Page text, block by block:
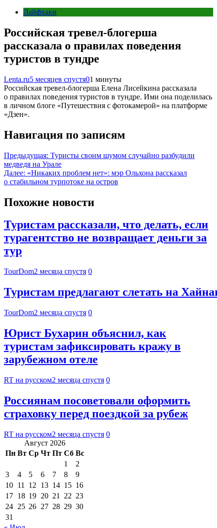
Лайфхаки
Российская тревел-блогерша
рассказала о правилах поведения
туристов в тундре
Lenta.ru5 месяцев спустя01 минуты
Российская тревел-блогерша Елена Лисейкина рассказала
о правилах поведения туристов в тундре. Ими она поделилась
в личном блоге «Путешествия с фотокамерой» на платформе
«Дзен».
Навигация по записям
Предыдущая: Туристы своим шумом случайно разбудили
медведя на Урале
Далее: «Никаких проблем нет»: мэр Ольхона рассказал
о стабильном турпотоке на остров
Похожие новости
Туристам рассказали, что делать, если
турагентство не возвращает деньги за
тур
TourDom2 месяца спустя 0
Туристам предлагают слетать на
TourDom2 месяца спустя 0
Юрист Бухарин объяснил, как
туристам зафиксировать кражу в
зарубежном отеле
RT на русском2 месяца спустя 0
Россиянам посоветовали оформить
страховку перед поездкой за рубеж
RT на русском2 месяца спустя 0
Август 2026
Пн Вт Ср Чт Пт Сб Вс
1
2
3
4 5 6 7 8
9
10 11 12 13 14 15 16
17 18 19 20 21 22 23
24 25 26 27 28 29 30
31